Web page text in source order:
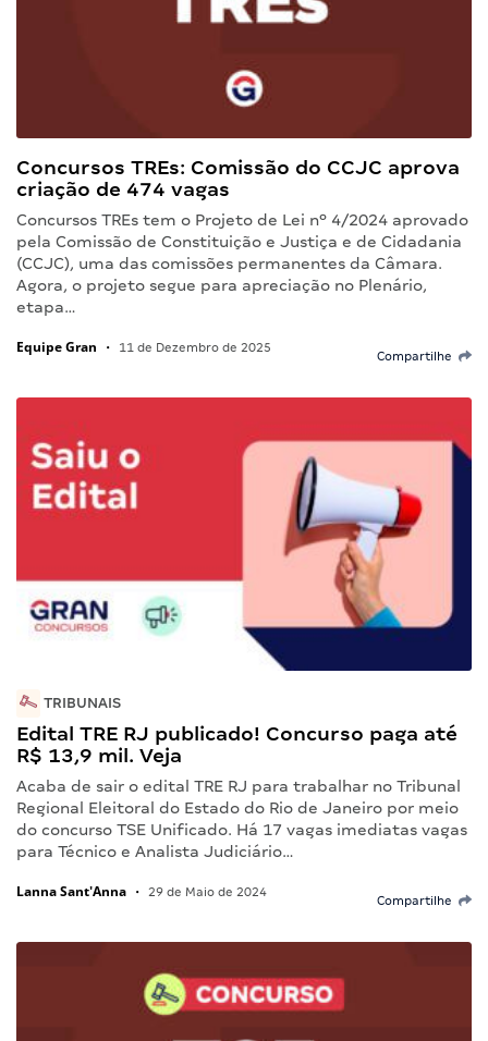
Concursos TREs: Comissão do CCJC aprova
criação de 474 vagas
Concursos TREs tem o Projeto de Lei nº 4/2024 aprovado
pela Comissão de Constituição e Justiça e de Cidadania
(CCJC), uma das comissões permanentes da Câmara.
Agora, o projeto segue para apreciação no Plenário,
etapa…
Equipe Gran • 11 de Dezembro de 2025
Compartilhe
TRIBUNAIS
Edital TRE RJ publicado! Concurso paga até
R$ 13,9 mil. Veja
Acaba de sair o edital TRE RJ para trabalhar no Tribunal
Regional Eleitoral do Estado do Rio de Janeiro por meio
do concurso TSE Unificado. Há 17 vagas imediatas vagas
para Técnico e Analista Judiciário…
Lanna Sant'Anna • 29 de Maio de 2024
Compartilhe